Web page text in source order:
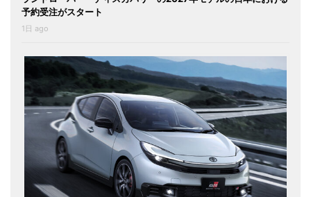
予約受注がスタート
1日 ago